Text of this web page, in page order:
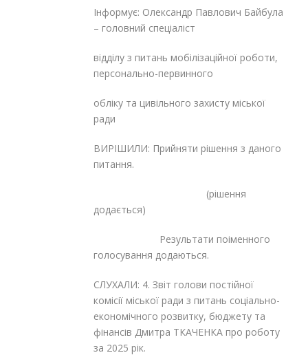
Інформує: Олександр Павлович Байбула
– головний спеціаліст
відділу з питань мобілізаційної роботи,
персонально-первинного
обліку та цивільного захисту міської
ради
ВИРІШИЛИ: Прийняти рішення з даного
питання.
(рішення
додається)
Результати поіменного
голосування додаються.
СЛУХАЛИ: 4. Звіт голови постійної
комісії міської ради з питань соціально-
економічного розвитку, бюджету та
фінансів Дмитра ТКАЧЕНКА про роботу
за 2025 рік.